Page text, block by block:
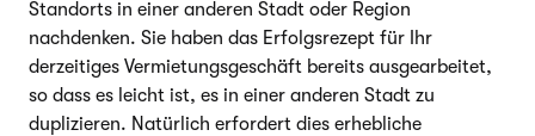
Standorts in einer anderen Stadt oder Region
nachdenken. Sie haben das Erfolgsrezept für Ihr
derzeitiges Vermietungsgeschäft bereits ausgearbeitet,
so dass es leicht ist, es in einer anderen Stadt zu
duplizieren. Natürlich erfordert dies erhebliche